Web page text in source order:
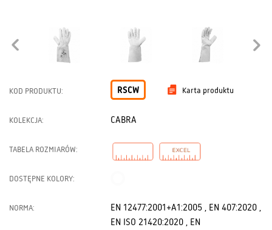
KOD PRODUKTU: RSCW Karta produktu
KOLEKCJA: CABRA
TABELA ROZMIARÓW:
DOSTĘPNE KOLORY:
NORMA:
EN 12477:2001+A1:2005 , EN 407:2020 ,
EN ISO 21420:2020 , EN